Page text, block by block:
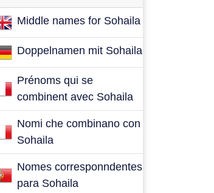
Middle names for Sohaila
Doppelnamen mit Sohaila
Prénoms qui se
combinent avec Sohaila
Nomi che combinano con
Sohaila
Nomes corresponndentes
para Sohaila